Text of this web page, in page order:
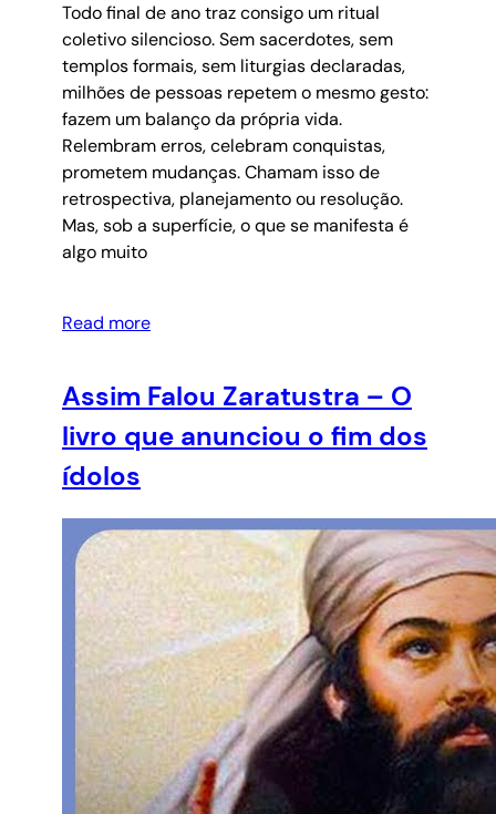
Todo final de ano traz consigo um ritual
coletivo silencioso. Sem sacerdotes, sem
templos formais, sem liturgias declaradas,
milhões de pessoas repetem o mesmo gesto:
fazem um balanço da própria vida.
Relembram erros, celebram conquistas,
prometem mudanças. Chamam isso de
retrospectiva, planejamento ou resolução.
Mas, sob a superfície, o que se manifesta é
algo muito
Read more
Assim Falou Zaratustra – O
livro que anunciou o fim dos
ídolos